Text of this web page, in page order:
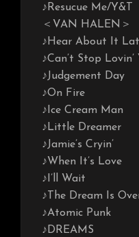
♪Resucue Me/Y&T
＜VAN HALEN＞
♪Hear About It
♪Can’t Stop Lovin’
♪Judgement Day
♪On Fire
♪Ice Cream Man
♪Little Dreamer
♪Jamie’s Cryin’
♪When It’s Love
♪I’ll Wait
♪The Dream Is
♪Atomic Punk
♪DREAMS